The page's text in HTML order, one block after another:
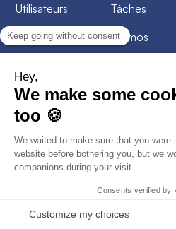
Utilisateurs
Chantiers
Feuilles d'heures
Planning de charge
Tâches
Mémos
Documents
Services